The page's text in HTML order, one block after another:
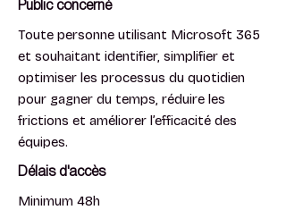
Public concerné
Toute personne utilisant Microsoft 365
et souhaitant identifier, simplifier et
optimiser les processus du quotidien
pour gagner du temps, réduire les
frictions et améliorer l’efficacité des
équipes.
Délais d'accès
Minimum 48h